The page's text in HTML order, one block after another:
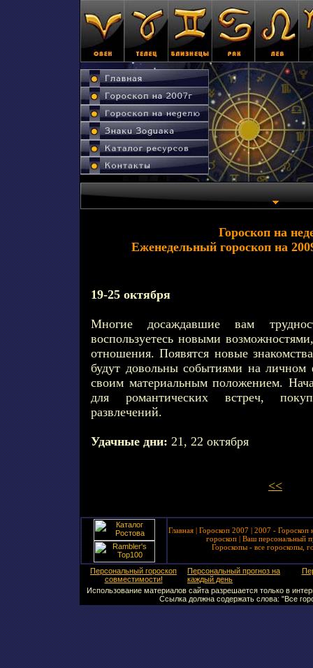
Гороскоп на
Еженедельный гороскоп на
19-25 октября
Многие досаждавшие вам
воспользуетесь новыми
отношения. Появятся новые
будут довольны событиями на личном
своим материальным положением.
для романтических встреч,
развлечений.
Удачные дни: 21, 22 октября
<<
Главная | Гороскоп 2007 | 2007 - Гороскоп
гороскоп| Ваш персональный
Гороскопы - все гороскопы,
Персональный гороскоп
совместимости!
Персональный прогноз на
каждый день
Использование материалов сайта разрешается только в
Ссылка должна содержать слова: "Все